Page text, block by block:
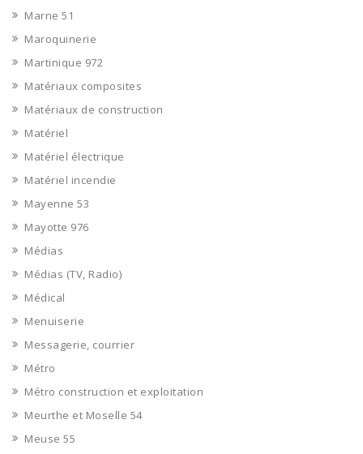
Marne 51
Maroquinerie
Martinique 972
Matériaux composites
Matériaux de construction
Matériel
Matériel électrique
Matériel incendie
Mayenne 53
Mayotte 976
Médias
Médias (TV, Radio)
Médical
Menuiserie
Messagerie, courrier
Métro
Métro construction et exploitation
Meurthe et Moselle 54
Meuse 55